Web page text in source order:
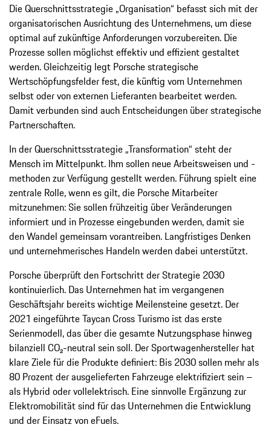
Die Querschnittsstrategie „Organisation“ befasst sich mit der
organisatorischen Ausrichtung des Unternehmens, um diese
optimal auf zukünftige Anforderungen vorzubereiten. Die
Prozesse sollen möglichst effektiv und effizient gestaltet
werden. Gleichzeitig legt Porsche strategische
Wertschöpfungsfelder fest, die künftig vom Unternehmen
selbst oder von externen Lieferanten bearbeitet werden.
Damit verbunden sind auch Entscheidungen über strategische
Partnerschaften.
In der Querschnittsstrategie „Transformation“ steht der
Mensch im Mittelpunkt. Ihm sollen neue Arbeitsweisen und -
methoden zur Verfügung gestellt werden. Führung spielt eine
zentrale Rolle, wenn es gilt, die Porsche Mitarbeiter
mitzunehmen: Sie sollen frühzeitig über Veränderungen
informiert und in Prozesse eingebunden werden, damit sie
den Wandel gemeinsam vorantreiben. Langfristiges Denken
und unternehmerisches Handeln werden dabei unterstützt.
Porsche überprüft den Fortschritt der Strategie 2030
kontinuierlich. Das Unternehmen hat im vergangenen
Geschäftsjahr bereits wichtige Meilensteine gesetzt. Der
2021 eingeführte Taycan Cross Turismo ist das erste
Serienmodell, das über die gesamte Nutzungsphase hinweg
bilanziell CO₂-neutral sein soll. Der Sportwagenhersteller hat
klare Ziele für die Produkte definiert: Bis 2030 sollen mehr als
80 Prozent der ausgelieferten Fahrzeuge elektrifiziert sein –
als Hybrid oder vollelektrisch. Eine sinnvolle Ergänzung zur
Elektromobilität sind für das Unternehmen die Entwicklung
und der Einsatz von eFuels.